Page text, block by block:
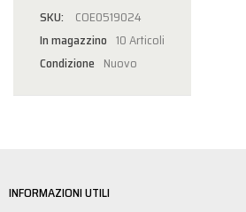
COE0519024
In magazzino 10 Articoli
Condizione Nuovo
INFORMAZIONI UTILI